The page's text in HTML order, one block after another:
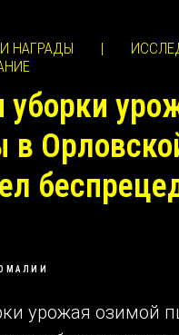
НАГРАДЫ |
уборки
урожая озимой